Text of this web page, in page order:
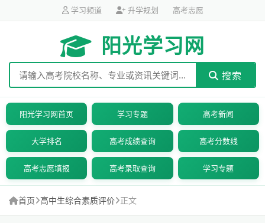
学习频道 升学规划 高考志愿
阳光学习网
搜索
阳光学习网首页 学习专题 高考新闻
大学排名 高考成绩查询 高考分数线
高考志愿填报 高考录取查询 学习专题
首页 高中生综合素质评价 正文